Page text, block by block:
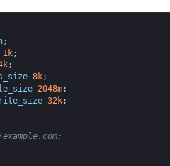
;
1k;
;
8k;
2048m;
32k;